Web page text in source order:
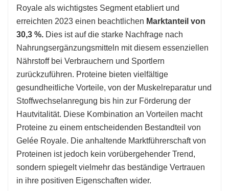
Royale als wichtigstes Segment etabliert und
erreichten 2023 einen beachtlichen Marktanteil von
30,3 %. Dies ist auf die starke Nachfrage nach
Nahrungsergänzungsmitteln mit diesem essenziellen
Nährstoff bei Verbrauchern und Sportlern
zurückzuführen. Proteine ​​bieten vielfältige
gesundheitliche Vorteile, von der Muskelreparatur und
Stoffwechselanregung bis hin zur Förderung der
Hautvitalität. Diese Kombination an Vorteilen macht
Proteine ​​zu einem entscheidenden Bestandteil von
Gelée Royale. Die anhaltende Marktführerschaft von
Proteinen ist jedoch kein vorübergehender Trend,
sondern spiegelt vielmehr das beständige Vertrauen
in ihre positiven Eigenschaften wider.